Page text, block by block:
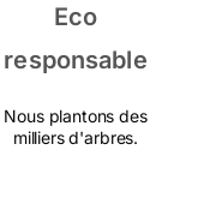
Eco
responsable
Nous plantons des
milliers d'arbres.